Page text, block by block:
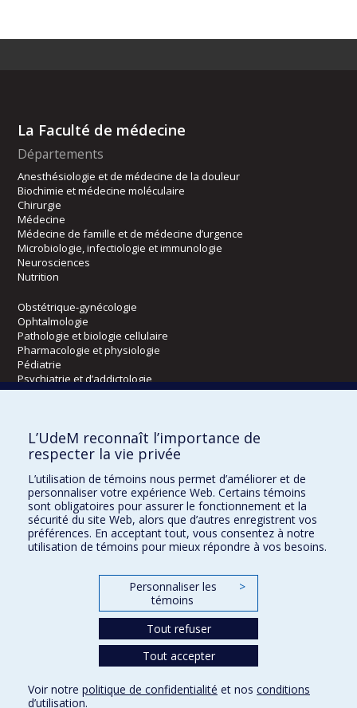
La Faculté de médecine
Départements
Anesthésiologie et de médecine de la douleur
Biochimie et médecine moléculaire
Chirurgie
Médecine
Médecine de famille et de médecine d’urgence
Microbiologie, infectiologie et immunologie
Neurosciences
Nutrition
Obstétrique-gynécologie
Ophtalmologie
Pathologie et biologie cellulaire
Pharmacologie et physiologie
Pédiatrie
Psychiatrie et d’addictologie
Radiologie, radio-oncologie et médecine nucléaire
Écoles
Orthophonie et audiologie
Réadaptation
Directions
Confidentialité Conditions d’utilisation Paramètres des témoins
L’UdeM reconnaît l’importance de
respecter la vie privée
L’utilisation de témoins nous permet d’améliorer et de
personnaliser votre expérience Web. Certains témoins
sont obligatoires pour assurer le fonctionnement et la
sécurité du site Web, alors que d’autres enregistrent vos
préférences. En acceptant tout, vous consentez à notre
utilisation de témoins pour mieux répondre à vos besoins.
Personnaliser les
témoins
>
Tout refuser
Tout accepter
Voir notre politique de confidentialité et nos conditions
d’utilisation.